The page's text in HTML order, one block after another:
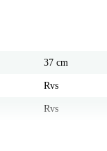
37 cm
Rvs
Rvs